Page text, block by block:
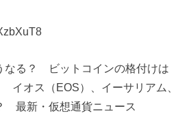
なる？ ビットコインの格付けは
オス（EOS）、イーサリアム、
最新・仮想通貨ニュース